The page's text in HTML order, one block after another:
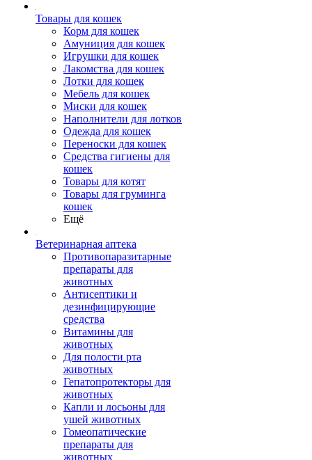
Товары для кошек
Корм для кошек
Амуниция для кошек
Игрушки для кошек
Лакомства для кошек
Лотки для кошек
Мебель для кошек
Миски для кошек
Наполнители для лотков
Одежда для кошек
Переноски для кошек
Средства гигиены для
кошек
Товары для котят
Товары для груминга
кошек
Ещё
Ветеринарная аптека
Противопаразитарные
препараты для
животных
Антисептики и
дезинфицирующие
средства
Витамины для
животных
Для полости рта
животных
Гепатопротекторы для
животных
Капли и лосьоны для
ушей животных
Гомеопатические
препараты для
животных